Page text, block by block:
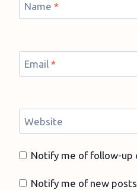
Name *
Email *
Website
Notify me of follow-up
Notify me of new